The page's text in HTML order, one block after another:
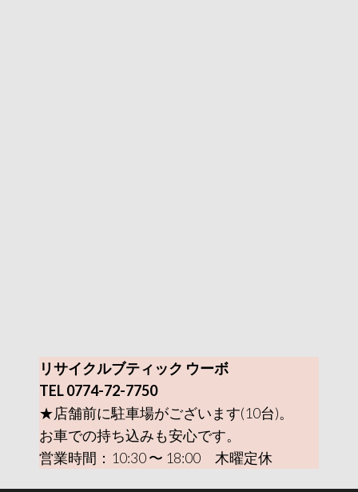
リサイクルブティック ウーボ
TEL 0774-72-7750
★店舗前に駐車場がございます(10台)。
お車での持ち込みも安心です。
営業時間：10:30 〜 18:00 木曜定休